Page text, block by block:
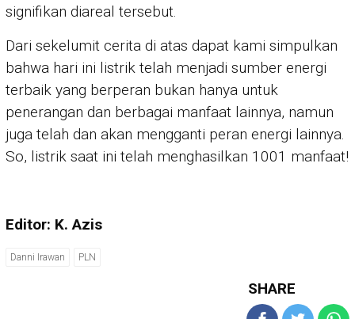
signifikan diareal tersebut.
Dari sekelumit cerita di atas dapat kami simpulkan
bahwa hari ini listrik telah menjadi sumber energi
terbaik yang berperan bukan hanya untuk
penerangan dan berbagai manfaat lainnya, namun
juga telah dan akan mengganti peran energi lainnya.
So, listrik saat ini telah menghasilkan 1001 manfaat!
Editor: K. Azis
Danni Irawan PLN
SHARE